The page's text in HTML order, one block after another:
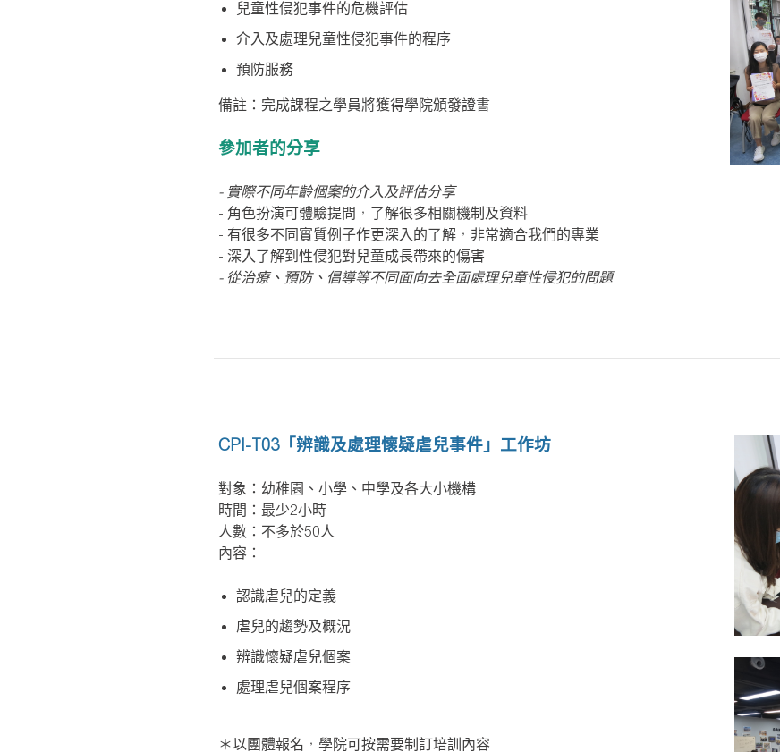
兒童性侵犯事件的危機評估
介入及處理兒童性侵犯事件的程序
預防服務
備註：完成課程之學員將獲得學院頒發證書
參加者的分享
- 實際不同年齡個案的介入及評估分享
- 角色扮演可體驗提問，了解很多相關機制及資料
- 有很多不同實質例子作更深入的了解，非常適合我們的專業
- 深入了解到性侵犯對兒童成長帶來的傷害
- 從治療、預防、倡導等不同面向去全面處理兒童性侵犯的問題
CPI-T03「辨識及處理懷疑虐兒事件」工作坊
對象：幼稚園、小學、中學及各大小機構
時間：最少2小時
人數：不多於50人
內容：
認識虐兒的定義
虐兒的趨勢及概況
辨識懷疑虐兒個案
處理虐兒個案程序
＊以團體報名，學院可按需要制訂培訓內容